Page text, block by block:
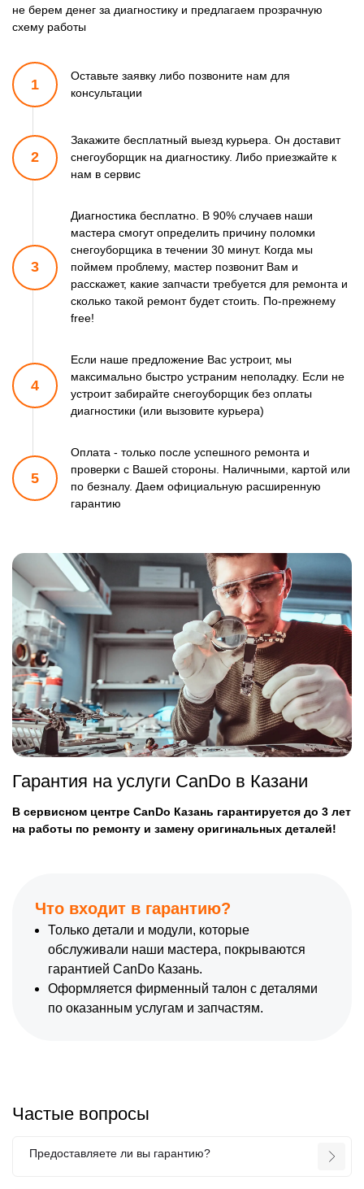
не берем денег за диагностику и предлагаем прозрачную
схему работы
1
Оставьте заявку либо позвоните нам для
консультации
2
Закажите бесплатный выезд курьера. Он доставит
снегоуборщик на диагностику. Либо приезжайте к
нам в сервис
3
Диагностика бесплатно. В 90% случаев наши
мастера смогутопределить причину поломки
снегоуборщика в течении 30 минут. Когда мы
поймем проблему, мастер позвонит Вам и
расскажет, какие запчасти требуется для ремонта и
сколько такой ремонтбудет стоить. По-прежнему
free!
4
Если наше предложение Вас устроит, мы
максимально быстро устраним неполадку. Если не
устроит забирайте снегоуборщик без оплаты
диагностики (или вызовите курьера)
5
Оплата - только после успешного ремонта и
проверки с Вашей стороны. Наличными, картой или
по безналу. Даем официальную расширенную
гарантию
Гарантия на услуги CanDo в Казани
В сервисном центре CanDo Казань гарантируется до 3 лет
на работы по ремонту и замену оригинальных деталей!
Что входит в гарантию?
Только детали и модули, которые
обслуживали наши мастера, покрываются
гарантией CanDo Казань.
Оформляется фирменный талон с деталями
по оказанным услугам и запчастям.
Частые вопросы
Предоставляете ли вы гарантию?